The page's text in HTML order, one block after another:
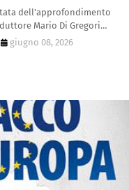
dell'approfondimento
Mario Di Gregori…
giugno 08, 2026